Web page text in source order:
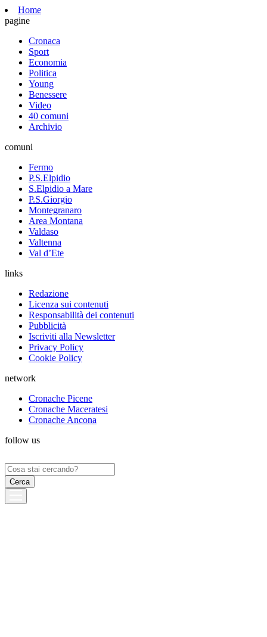
Home
pagine
Cronaca
Sport
Economia
Politica
Young
Benessere
Video
40 comuni
Archivio
comuni
Fermo
P.S.Elpidio
S.Elpidio a Mare
P.S.Giorgio
Montegranaro
Area Montana
Valdaso
Valtenna
Val d’Ete
links
Redazione
Licenza sui contenuti
Responsabilità dei contenuti
Pubblicità
Iscriviti alla Newsletter
Privacy Policy
Cookie Policy
network
Cronache Picene
Cronache Maceratesi
Cronache Ancona
follow us
Ricerca
per: